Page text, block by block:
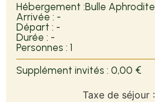
Hébergement :Bulle Aphrodite
Arrivée : -
Départ : -
Durée : -
Personnes : 1
Supplément invités : 0,00 €
Taxe de séjour :